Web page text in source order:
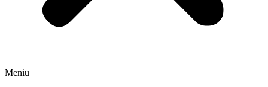
Meniu